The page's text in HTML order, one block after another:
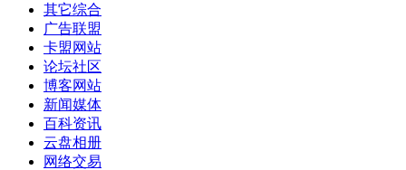
其它综合
广告联盟
卡盟网站
论坛社区
博客网站
新闻媒体
百科资讯
云盘相册
网络交易